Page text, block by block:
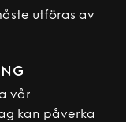
utföras av
vår
kan påverka